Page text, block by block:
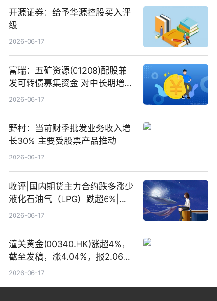
开源证券：给予华源控股买入评
级
2026-06-17
富瑞：五矿资源(01208)配股兼
发可转债募集资金 对中长期增长
和战略定位正面|当前焦点
2026-06-17
野村：当前财季批发业务收入增
长30% 主要受股票产品推动
2026-06-17
收评|国内期货主力合约跌多涨少
液化石油气（LPG）跌超6%|头
条焦点
2026-06-17
潼关黄金(00340.HK)涨超4%，
截至发稿，涨4.04%，报2.06港
元，成交额369.05万港元|焦点
2026-06-17